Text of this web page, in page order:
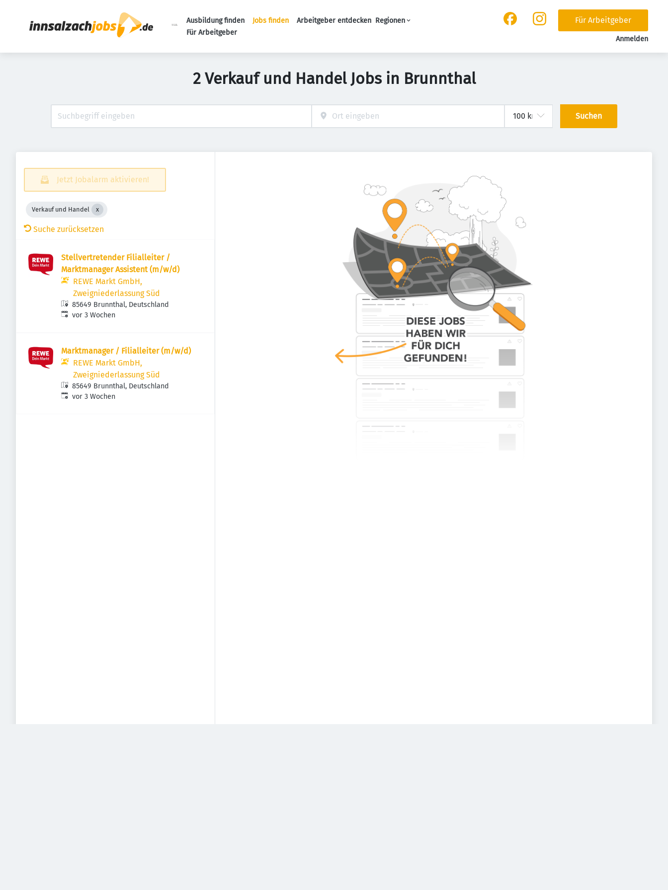
Ausbildung finden Jobs finden Arbeitgeber entdecken Regionen
Für Arbeitgeber
Für Arbeitgeber
Anmelden
2 Verkauf und Handel Jobs in Brunnthal
Suchen
Jetzt Jobalarm aktivieren!
Verkauf und Handel
Suche zurücksetzen
Stellvertretender Filialleiter /
Marktmanager Assistent (m/w/d)
REWE Markt GmbH,
Zweigniederlassung Süd
85649 Brunnthal, Deutschland
Veröffentlicht:
vor 3 Wochen
Marktmanager / Filialleiter (m/w/d)
REWE Markt GmbH,
Zweigniederlassung Süd
85649 Brunnthal, Deutschland
Veröffentlicht:
vor 3 Wochen